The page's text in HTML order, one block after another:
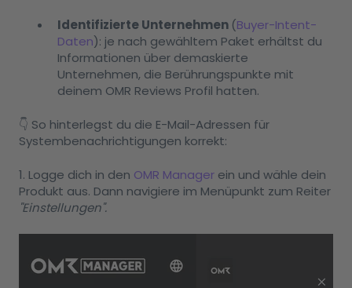
Identifizierte Unternehmen (Buyer-Intent-
Daten): je nach gewähltem Paket erhältst du
Informationen über demaskierte
Unternehmen, die Berührungspunkte mit
deinem OMR Reviews Profil hatten.
👇 So hinterlegst du die E-Mail-Adressen für
Systembenachrichtigungen korrekt:
1. Logge dich in den OMR Manager ein und wähle dein
Produkt aus. Dann navigiere im Menüpunkt zum Reiter
"Einstellungen".